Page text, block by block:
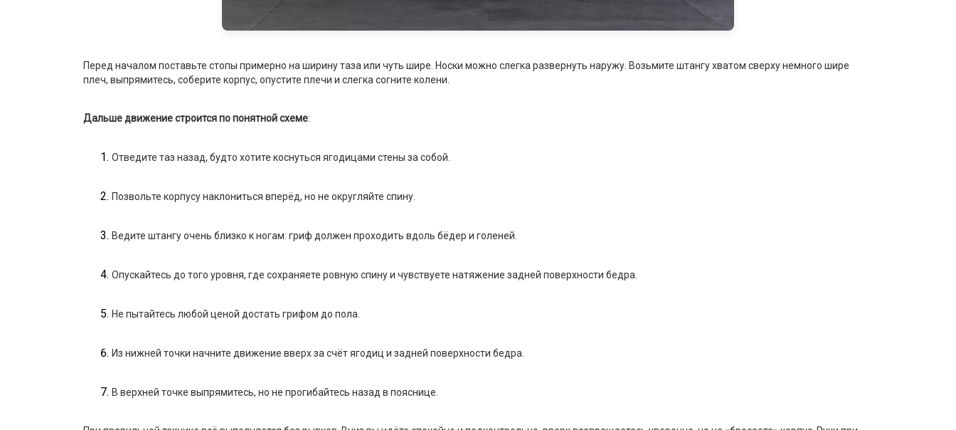
Перед началом поставьте стопы примерно на ширину таза или чуть шире. Носки можно слегка развернуть наружу. Возьмите штангу хватом сверху немного шире
плеч, выпрямитесь, соберите корпус, опустите плечи и слегка согните колени.
Дальше движение строится по понятной схеме:
Отведите таз назад, будто хотите коснуться ягодицами стены за собой.
Позвольте корпусу наклониться вперёд, но не округляйте спину.
Ведите штангу очень близко к ногам: гриф должен проходить вдоль бёдер и голеней.
Опускайтесь до того уровня, где сохраняете ровную спину и чувствуете натяжение задней поверхности бедра.
Не пытайтесь любой ценой достать грифом до пола.
Из нижней точки начните движение вверх за счёт ягодиц и задней поверхности бедра.
В верхней точке выпрямитесь, но не прогибайтесь назад в пояснице.